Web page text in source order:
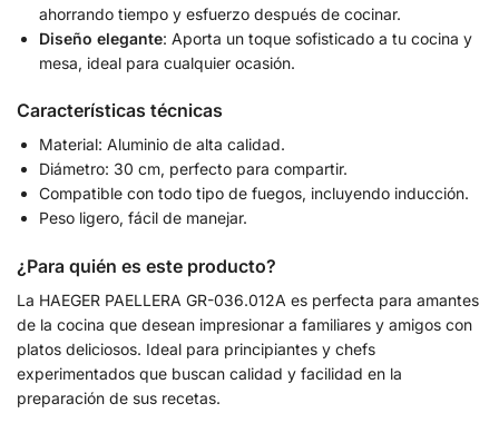
ahorrando tiempo y esfuerzo después de cocinar.
Diseño elegante: Aporta un toque sofisticado a tu cocina y
mesa, ideal para cualquier ocasión.
Características técnicas
Material: Aluminio de alta calidad.
Diámetro: 30 cm, perfecto para compartir.
Compatible con todo tipo de fuegos, incluyendo inducción.
Peso ligero, fácil de manejar.
¿Para quién es este producto?
La HAEGER PAELLERA GR-036.012A es perfecta para amantes
de la cocina que desean impresionar a familiares y amigos con
platos deliciosos. Ideal para principiantes y chefs
experimentados que buscan calidad y facilidad en la
preparación de sus recetas.